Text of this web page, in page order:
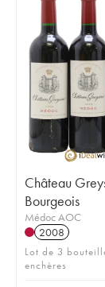
Château
Bourgeois
Médoc AOC
2008
Lot de 3
enchères